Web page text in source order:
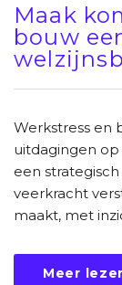
Maak
bouw
Werkstress en
uitdagingen
een
veerkracht
maakt, met
Meer